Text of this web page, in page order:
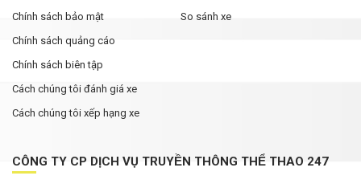
Chính sách bảo mật
Chính sách quảng cáo
Chính sách biên tập
Cách chúng tôi đánh giá xe
Cách chúng tôi xếp hạng xe
So sánh xe
CÔNG TY CP DỊCH VỤ TRUYỀN THÔNG THỂ THAO 247